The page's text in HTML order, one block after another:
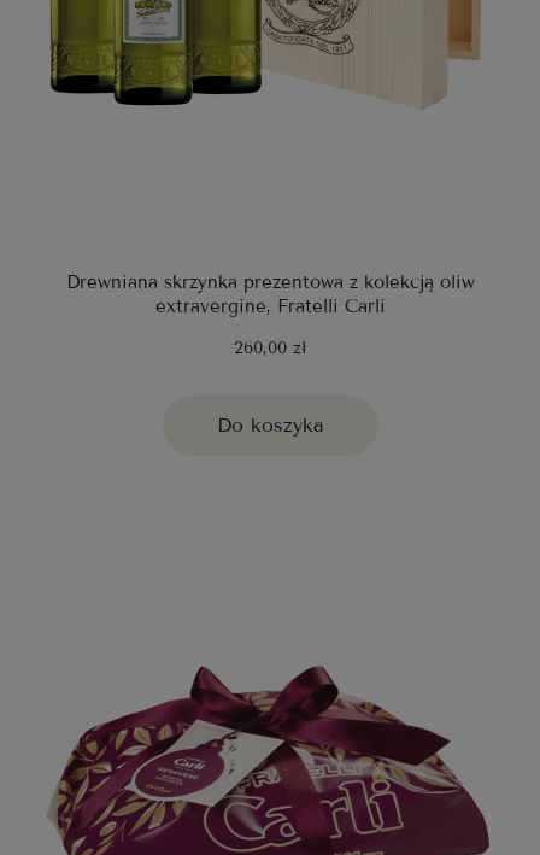
Drewniana skrzynka prezentowa z kolekcją oliw
extravergine, Fratelli Carli
260,00 zł
Do koszyka